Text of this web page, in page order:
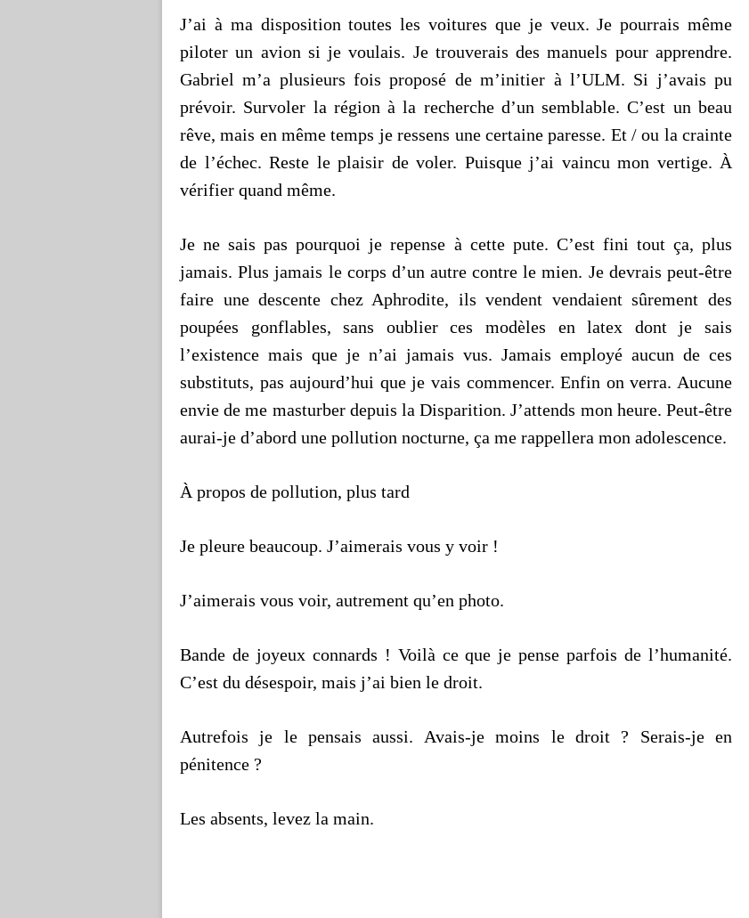
J’ai à ma disposition toutes les voitures que je veux. Je pourrais même
piloter un avion si je voulais. Je trouverais des manuels pour apprendre.
Gabriel m’a plusieurs fois proposé de m’initier à l’ULM. Si j’avais pu
prévoir. Survoler la région à la recherche d’un semblable. C’est un beau
rêve, mais en même temps je ressens une certaine paresse. Et / ou la crainte
de l’échec. Reste le plaisir de voler. Puisque j’ai vaincu mon vertige. À
vérifier quand même.
Je ne sais pas pourquoi je repense à cette pute. C’est fini tout ça, plus
jamais. Plus jamais le corps d’un autre contre le mien. Je devrais peut-être
faire une descente chez Aphrodite, ils vendent vendaient sûrement des
poupées gonflables, sans oublier ces modèles en latex dont je sais
l’existence mais que je n’ai jamais vus. Jamais employé aucun de ces
substituts, pas aujourd’hui que je vais commencer. Enfin on verra. Aucune
envie de me masturber depuis la Disparition. J’attends mon heure. Peut-être
aurai-je d’abord une pollution nocturne, ça me rappellera mon adolescence.
À propos de pollution, plus tard
Je pleure beaucoup. J’aimerais vous y voir !
J’aimerais vous voir, autrement qu’en photo.
Bande de joyeux connards ! Voilà ce que je pense parfois de l’humanité.
C’est du désespoir, mais j’ai bien le droit.
Autrefois je le pensais aussi. Avais-je moins le droit ? Serais-je en
pénitence ?
Les absents, levez la main.